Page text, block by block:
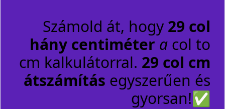
Számold át, hogy 29 col
hány centiméter a col to
cm kalkulátorral. 29 col cm
átszámítás egyszerűen és
gyorsan!✅️